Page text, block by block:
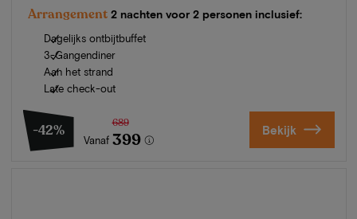
Arrangement 2 nachten voor 2 personen inclusief:
Dagelijks ontbijtbuffet
3-Gangendiner
Aan het strand
Late check-out
-42%
Vanaf
689
399 Bekijk